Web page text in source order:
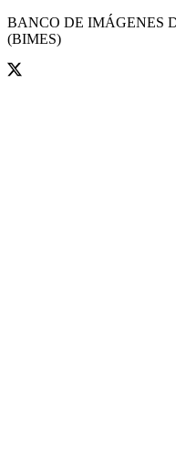
BANCO DE IMÁGENES
(BIMES)